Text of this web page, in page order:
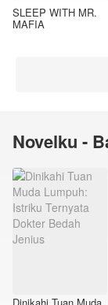
SLEEP WITH MR.
MAFIA
Novelku -
Dinikahi Tuan Muda